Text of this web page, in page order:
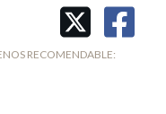
CORPORATIVA
DEL ADALID
EMILIA PARDO
RECOMENDABLE: